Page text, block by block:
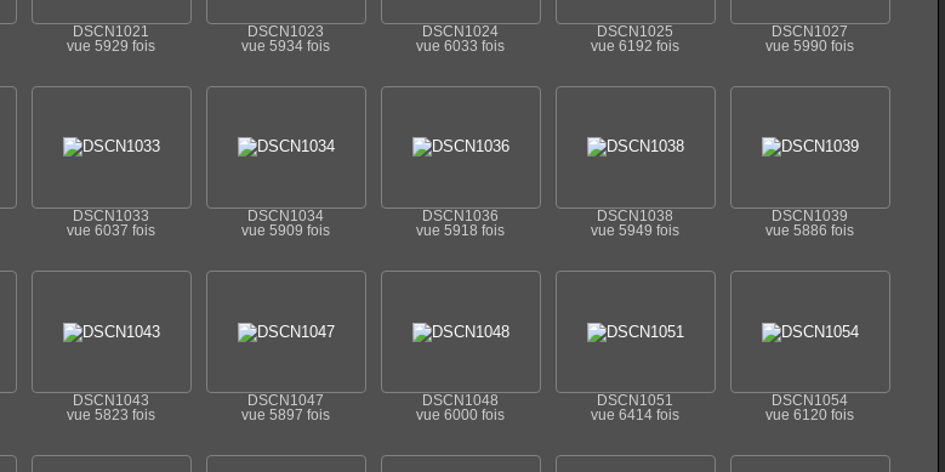
DSCN1021
vue 5929 fois
DSCN1023
vue 5934 fois
DSCN1024
vue 6033 fois
DSCN1025
vue 6192 fois
DSCN1027
vue 5990 fois
DSCN1033
vue 6037 fois
DSCN1034
vue 5909 fois
DSCN1036
vue 5918 fois
DSCN1038
vue 5949 fois
DSCN1039
vue 5886 fois
DSCN1043
vue 5823 fois
DSCN1047
vue 5897 fois
DSCN1048
vue 6000 fois
DSCN1051
vue 6414 fois
DSCN1054
vue 6120 fois